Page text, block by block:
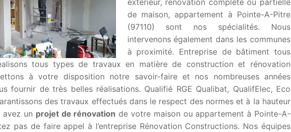
extérieur, rénovation complète ou partielle
de maison, appartement à Pointe-A-Pitre
(97110) sont nos spécialités. Nous
intervenons également dans les communes
à proximité. Entreprise de bâtiment tous
tous types de travaux en matière de construction et rénovation
à votre disposition notre savoir-faire et nos nombreuses années
fournir de très belles réalisations. Qualifié RGE Qualibat, QualifElec, Eco
des travaux effectués dans le respect des normes et à la hauteur
avez un projet de rénovation de votre maison ou appartement à Pointe-A-
pas de faire appel à l’entreprise Rénovation Constructions. Nos équipes